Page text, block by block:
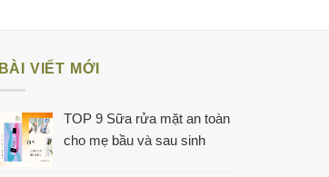
BÀI VIẾT MỚI
TOP 9 Sữa rửa mặt an toàn
cho mẹ bầu và sau sinh